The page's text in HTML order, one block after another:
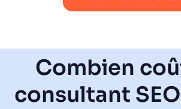
Combien
consultant